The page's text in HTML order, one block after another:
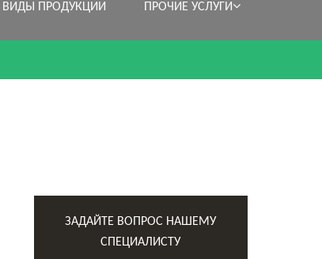
ВИДЫ ПРОДУКЦИИ ПРОЧИЕ УСЛУГИ
ЗАДАЙТЕ ВОПРОС НАШЕМУ
СПЕЦИАЛИСТУ